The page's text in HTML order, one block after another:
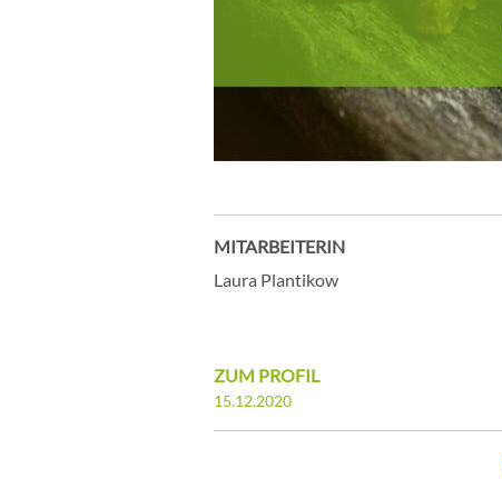
MITARBEITERIN
Laura Plantikow
ZUM PROFIL
15.12.2020